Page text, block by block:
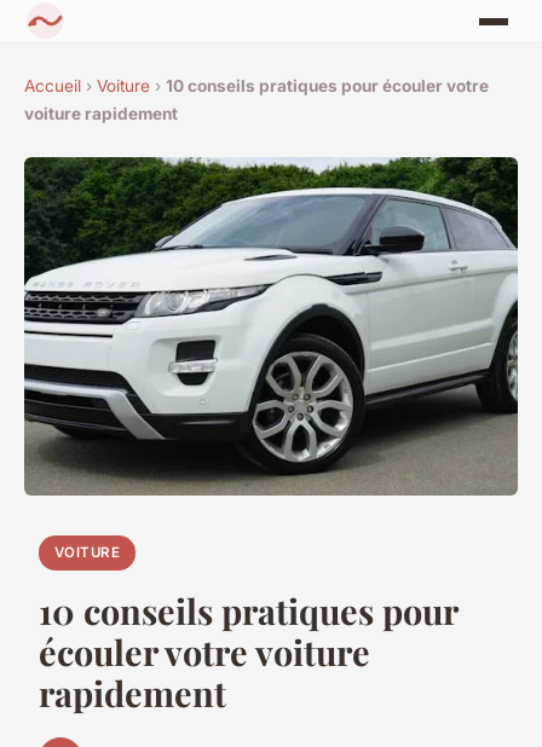
Accueil › Voiture › 10 conseils pratiques pour écouler votre
voiture rapidement
VOITURE
10 conseils pratiques pour
écouler votre voiture
rapidement